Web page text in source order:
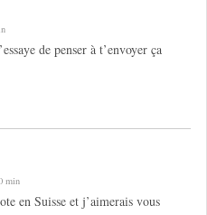
de penser à t’envoyer ça
min
en Suisse et j’aimerais vous